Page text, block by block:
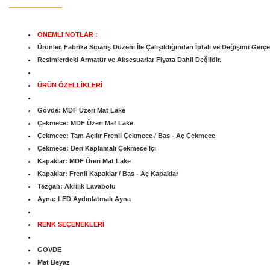
ÖNEMLİ NOTLAR :
Ürünler, Fabrika Sipariş Düzeni İle Çalışıldığından İptali ve Değişimi
Resimlerdeki Armatür ve Aksesuarlar Fiyata Dahil Değildir.
ÜRÜN ÖZELLİKLERİ
Gövde: MDF Üzeri Mat Lake
Çekmece: MDF Üzeri Mat Lake
Çekmece: Tam Açılır Frenli Çekmece / Bas - Aç Çekmece
Çekmece: Deri Kaplamalı Çekmece İçi
Kapaklar: MDF Üreri Mat Lake
Kapaklar: Frenli Kapaklar / Bas - Aç Kapaklar
Tezgah: Akrilik Lavabolu
Ayna: LED Aydınlatmalı Ayna
RENK SEÇENEKLERİ
GÖVDE
Mat Beyaz